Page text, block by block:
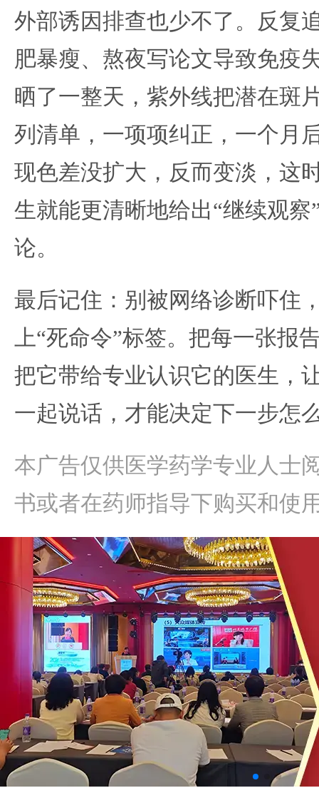
外部诱因排查也少不了。反复
肥暴瘦、熬夜写论文导致免疫
晒了一整天，紫外线把潜在斑
列清单，一项项纠正，一个月
现色差没扩大，反而变淡，这
生就能更清晰地给出“继续观察
论。
最后记住：别被网络诊断吓住
上“死命令”标签。把每一张报
把它带给专业认识它的医生，
一起说话，才能决定下一步怎
本广告仅供医学药学专业人士
书或者在药师指导下购买和使